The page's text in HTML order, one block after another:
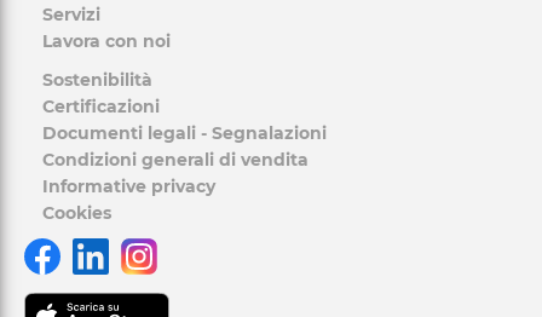
Servizi
Lavora con noi
Sostenibilità
Certificazioni
Documenti legali - Segnalazioni
Condizioni generali di vendita
Informative privacy
Cookies